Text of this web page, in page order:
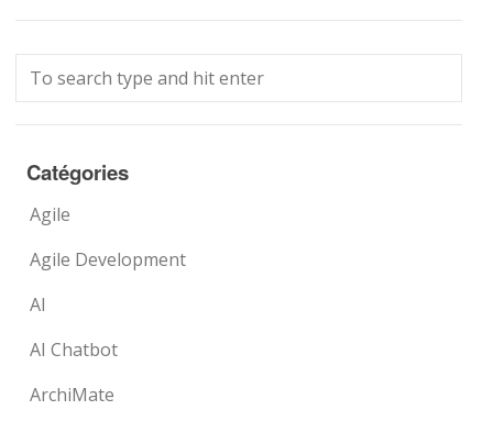
Catégories
Agile
Agile Development
AI
AI Chatbot
ArchiMate